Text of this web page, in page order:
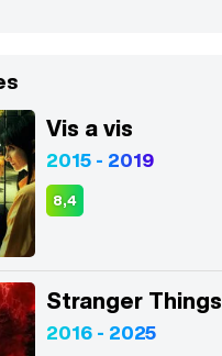
Vis a vis
2015 - 2019
8,4
Stranger Things
2016 - 2025